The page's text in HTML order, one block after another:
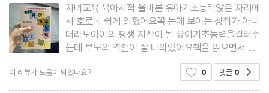
나는 생각하고 행동하는 아이야
-확인된 조절, 통합된 조절
나는 계속 성장하는 아이야
-외적 동기에서 내적 동기로
자녀교육 육아서적 올바른 유아기초능력앉은 자리에
서 호로록 쉽게 읽혔어요꼭 눈에 보이는 성취가 아니
더라도아이의 평생 자산이 될 유아기초능력을길러주
는데 부모의 역할이 잘 나와있어요책을 읽으면서 우
리 아이가 이렇게 컸으면 좋겠다는 마음이 더 확고해
졌어요구체적인 일상생활에서 부모와 즐겁게상호작
이 리뷰가 도움이 되었나요? 0 댓글 0